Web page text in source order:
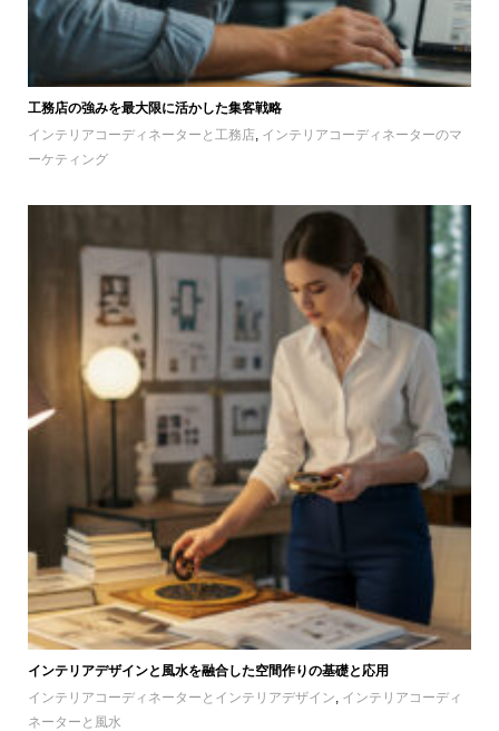
工務店の強みを最大限に活かした集客戦略
インテリアコーディネーターと工務店, インテリアコーディネーターのマ
ーケティング
インテリアデザインと風水を融合した空間作りの基礎と応用
インテリアコーディネーターとインテリアデザイン インテリアコーディ
ネーターと風水